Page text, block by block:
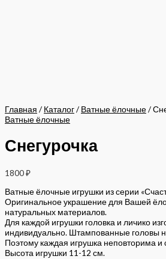
Главная / Каталог/ Ватные ёлочные/
Ватные ёлочные
Снегурочка
1800₽
Ватные ёлочные игрушки из серии
Оригинальное украшение для Вашей
натуральных материалов.
Для каждой игрушки головка и личико
индивидуально. Штампованные головы
Поэтому каждая игрушка неповторима
Высота игрушки 11-12 см.